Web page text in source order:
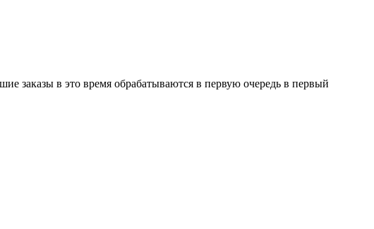
заказы в это время обрабатываются в первую очередь в первый